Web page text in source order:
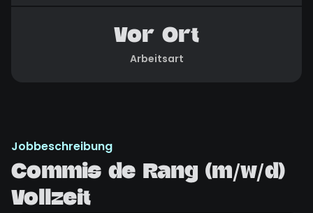
Vor Ort
Arbeitsart
Jobbeschreibung
Commis de Rang (m/w/d)
Vollzeit